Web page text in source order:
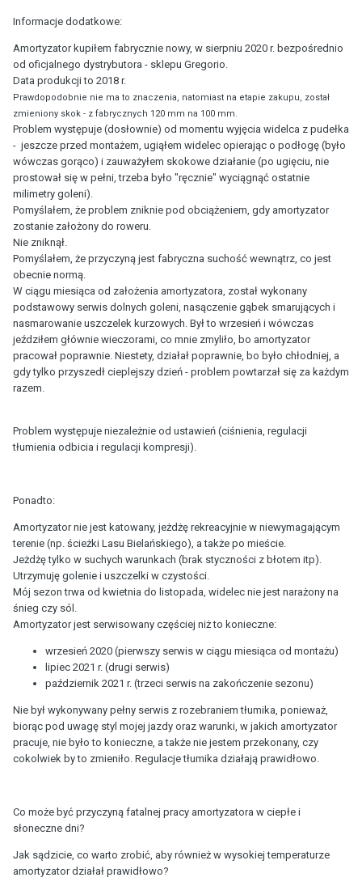
Informacje dodatkowe:
Amortyzator kupiłem fabrycznie nowy, w sierpniu 2020 r. bezpośrednio
od oficjalnego dystrybutora - sklepu Gregorio.
Data produkcji to 2018 r.
Prawdopodobnie nie ma to znaczenia, natomiast na etapie zakupu, został
zmieniony skok - z fabrycznych 120 mm na 100 mm.
Problem występuje (dosłownie) od momentu wyjęcia widelca z pudełka
- jeszcze przed montażem, ugiąłem widelec opierając o podłogę (było
wówczas gorąco) i zauważyłem skokowe działanie (po ugięciu, nie
prostował się w pełni, trzeba było "ręcznie" wyciągnąć ostatnie
milimetry goleni).
Pomyślałem, że problem zniknie pod obciążeniem, gdy amortyzator
zostanie założony do roweru.
Nie zniknął.
Pomyślałem, że przyczyną jest fabryczna suchość wewnątrz, co jest
obecnie normą.
W ciągu miesiąca od założenia amortyzatora, został wykonany
podstawowy serwis dolnych goleni, nasączenie gąbek smarujących i
nasmarowanie uszczelek kurzowych. Był to wrzesień i wówczas
jeździłem głównie wieczorami, co mnie zmyliło, bo amortyzator
pracował poprawnie. Niestety, działał poprawnie, bo było chłodniej, a
gdy tylko przyszedł cieplejszy dzień - problem powtarzał się za każdym
razem.
Problem występuje niezależnie od ustawień (ciśnienia, regulacji
tłumienia odbicia i regulacji kompresji).
Ponadto:
Amortyzator nie jest katowany, jeżdżę rekreacyjnie w niewymagającym
terenie (np. ścieżki Lasu Bielańskiego), a także po mieście.
Jeżdżę tylko w suchych warunkach (brak styczności z błotem itp).
Utrzymuję golenie i uszczelki w czystości.
Mój sezon trwa od kwietnia do listopada, widelec nie jest narażony na
śnieg czy sól.
Amortyzator jest serwisowany częściej niż to konieczne:
wrzesień 2020 (pierwszy serwis w ciągu miesiąca od montażu)
lipiec 2021 r. (drugi serwis)
październik 2021 r. (trzeci serwis na zakończenie sezonu)
Nie był wykonywany pełny serwis z rozebraniem tłumika, ponieważ,
biorąc pod uwagę styl mojej jazdy oraz warunki, w jakich amortyzator
pracuje, nie było to konieczne, a także nie jestem przekonany, czy
cokolwiek by to zmieniło. Regulacje tłumika działają prawidłowo.
Co może być przyczyną fatalnej pracy amortyzatora w ciepłe i
słoneczne dni?
Jak sądzicie, co warto zrobić, aby również w wysokiej temperaturze
amortyzator działał prawidłowo?